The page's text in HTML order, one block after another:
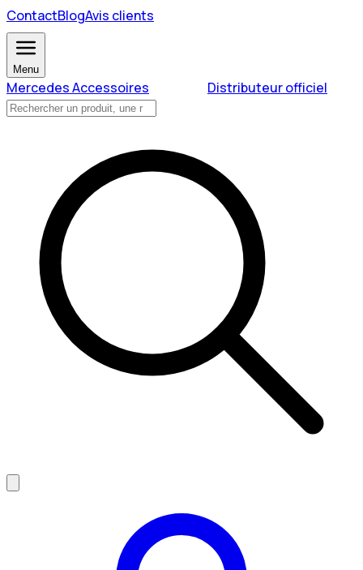
ContactBlogAvis clients
Menu
Mercedes Accessoires Distributeur officiel